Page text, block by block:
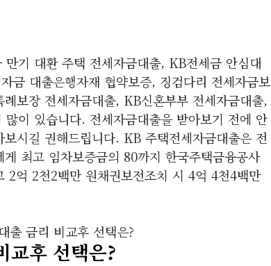
기 대환 주택 전세자금대출, KB전세금 안심대
금 대출은행자재 협약보증, 징검다리 전세자금보
보장 전세자금대출, KB신혼부부 전세자금대출,
이 있습니다. 전세자금대출을 받아보기 전에 안
시길 권해드립니다. KB 주택전세자금대출은 전
최고 임차보증금의 80까지 한국주택금융공사
2억 2천2백만 원채권보전조치 시 4억 4천4백만
출 금리 비교후 선택은?
교후 선택은?